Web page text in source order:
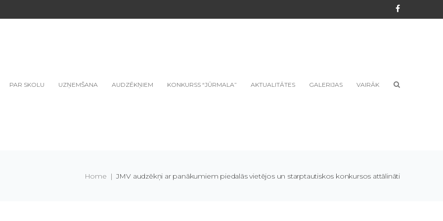
Facebook
PAR SKOLU UZŅEMŠANA AUDZĒKŅIEM KONKURSS “JŪRMALA” AKTUALITĀTES GALERIJAS VAIRĀK
Home | JMV audzēkņi ar panākumiem piedalās vietējos un starptautiskos konkursos attālināti